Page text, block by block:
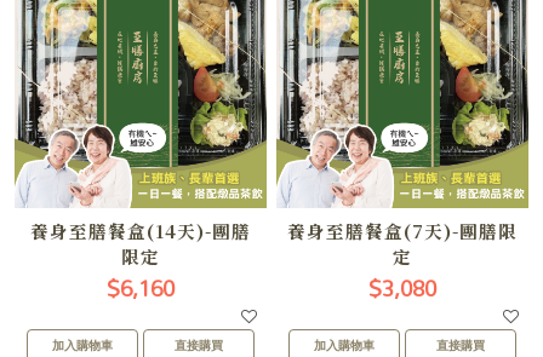
養身至膳餐盒(14天)-團膳
限定
$6,160
加入購物車 直接購買
養身至膳餐盒(7天)-團膳限
定
$3,080
加入購物車 直接購買